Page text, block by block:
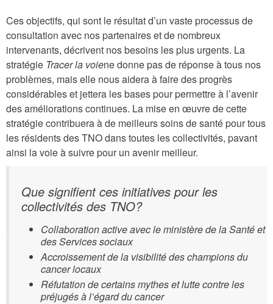
Ces objectifs, qui sont le résultat d’un vaste processus de
consultation avec nos partenaires et de nombreux
intervenants, décrivent nos besoins les plus urgents. La
stratégie Tracer la voiene donne pas de réponse à tous nos
problèmes, mais elle nous aidera à faire des progrès
considérables et jettera les bases pour permettre à l’avenir
des améliorations continues. La mise en œuvre de cette
stratégie contribuera à de meilleurs soins de santé pour tous
les résidents des TNO dans toutes les collectivités, pavant
ainsi la voie à suivre pour un avenir meilleur.
Que signifient ces initiatives pour les
collectivités des TNO?
Collaboration active avec le ministère de la Santé et
des Services sociaux
Accroissement de la visibilité des champions du
cancer locaux
Réfutation de certains mythes et lutte contre les
préjugés à l’égard du cancer